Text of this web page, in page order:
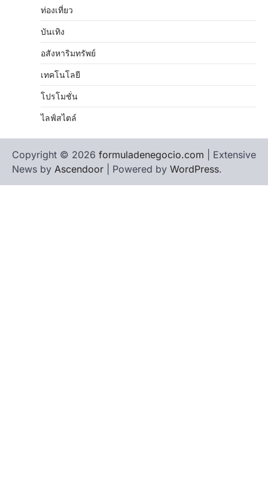
ท่องเที่ยว
บันเทิง
อสังหาริมทรัพย์
เทคโนโลยี
โปรโมชั่น
ไลฟ์สไตล์
Copyright © 2026 formuladenegocio.com | Extensive
News by Ascendoor | Powered by WordPress.